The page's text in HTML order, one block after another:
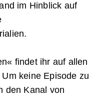
im Hinblick auf
findet ihr auf allen
keine Episode zu
den Kanal von